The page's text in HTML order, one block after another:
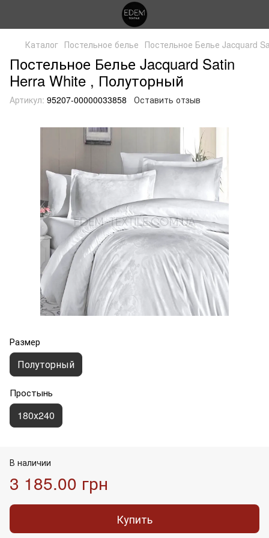
Каталог Постельное белье Постельное Белье Jacquard
Постельное Белье Jacquard Satin
Herra White , Полуторный
Артикул: 95207-00000033858 Оставить отзыв
Размер
Полуторный
Простынь
180х240
В наличии
3 185.00 грн
Купить